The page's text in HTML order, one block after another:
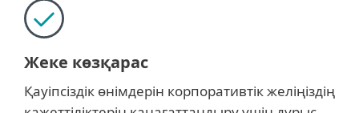
Жеке көзқарас
Қауіпсіздік өнімдерін корпоративтік желіңіздің